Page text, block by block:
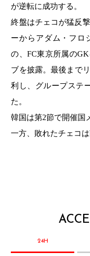
が逆転に成功する。
終盤はチェコが猛反
ーからアダム・フロ
の、FC東京所属の
ブを披露。最後まで
利し、グループステ
た。
韓国は第2節で開催国
一方、敗れたチェコ
24H